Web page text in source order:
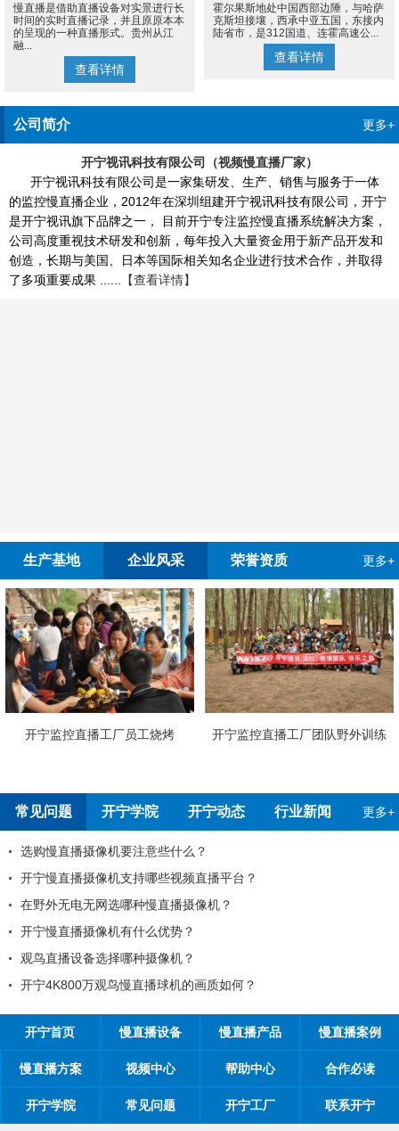
直播设备案例
慢直播是借助直播设备对实景进行长
时间的实时直播记录，并且原原本本
的呈现的一种直播形式。贵州从江
融...
查看详情
霍尔果斯地处中国西部边陲，与哈萨
克斯坦接壤，西承中亚五国，东接内
陆省市，是312国道、连霍高速公...
查看详情
公司简介 更多+
开宁视讯科技有限公司（视频慢直播厂家）
开宁视讯科技有限公司是一家集研发、生产、销售与服务于一体
的监控慢直播企业，2012年在深圳组建开宁视讯科技有限公司，开宁
是开宁视讯旗下品牌之一， 目前开宁专注监控慢直播系统解决方案，
公司高度重视技术研发和创新，每年投入大量资金用于新产品开发和
创造，长期与美国、日本等国际相关知名企业进行技术合作，并取得
了多项重要成果 ......
【查看详情】
生产基地 企业风采 荣誉资质 更多+
开宁监控直播工厂员工烧烤 开宁监控直播工厂团队野外训练
常见问题 开宁学院 开宁动态 行业新闻 更多+
选购慢直播摄像机要注意些什么？
开宁慢直播摄像机支持哪些视频直播平台？
在野外无电无网选哪种慢直播摄像机？
开宁慢直播摄像机有什么优势？
观鸟直播设备选择哪种摄像机？
开宁4K800万观鸟慢直播球机的画质如何？
开宁首页 慢直播设备 慢直播产品 慢直播案例
慢直播方案 视频中心 帮助中心 合作必读
开宁学院 常见问题 开宁工厂 联系开宁